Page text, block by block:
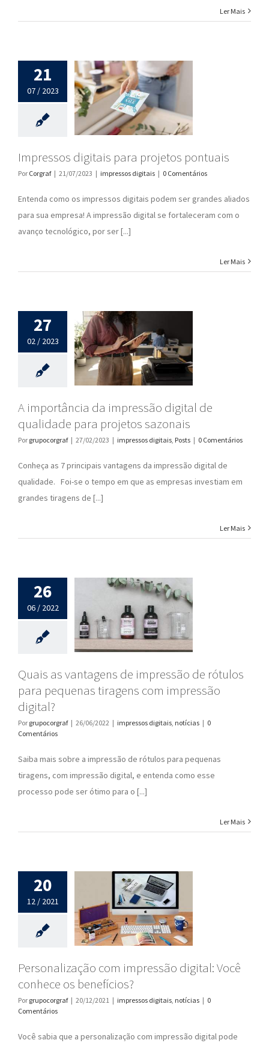
Ler Mais
21
07 / 2023
Impressos digitais
para projetos
pontuais
Impressos digitais para projetos pontuais
Por Corgraf | 21/07/2023 | impressos digitais | 0 Comentários
Entenda como os impressos digitais podem ser grandes aliados
para sua empresa! A impressão digital se fortaleceram com o
avanço tecnológico, por ser [...]
Ler Mais
27
02 / 2023
A importância da
impressão digital de
qualidade para
projetos sazonais
A importância da impressão digital de
qualidade para projetos sazonais
Por grupocorgraf | 27/02/2023 | impressos digitais Posts | 0 Comentários
Conheça as 7 principais vantagens da impressão digital de
qualidade. Foi-se o tempo em que as empresas investiam em
grandes tiragens de [...]
Ler Mais
26
06 / 2022
Quais as vantagens
de impressão de
rótulos para
pequenas tiragens
com impressão
digital?
Quais as vantagens de impressão de rótulos
para pequenas tiragens com impressão
digital?
Por grupocorgraf | 26/06/2022 | impressos digitais notícias | 0
Comentários
Saiba mais sobre a impressão de rótulos para pequenas
tiragens, com impressão digital, e entenda como esse
processo pode ser ótimo para o [...]
Ler Mais
20
12 / 2021
Personalização com
impressão digital:
Você conhece os
benefícios?
Personalização com impressão digital: Você
conhece os benefícios?
Por grupocorgraf | 20/12/2021 | impressos digitais notícias | 0
Comentários
Você sabia que a personalização com impressão digital pode